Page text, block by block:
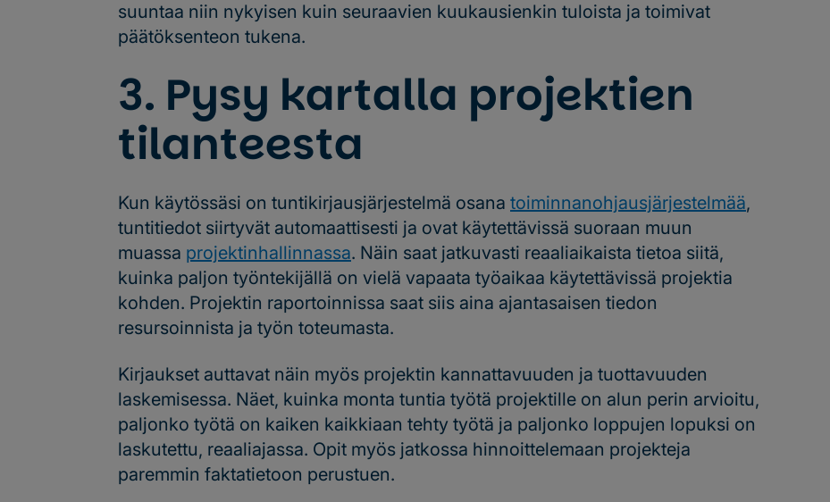
suuntaa niin nykyisen kuin seuraavien kuukausienkin tuloista ja toimivat
päätöksenteon tukena.
3. Pysy kartalla projektien
tilanteesta
Kun käytössäsi on tuntikirjausjärjestelmä osana toiminnanohjausjärjestelmää,
tuntitiedot siirtyvät automaattisesti ja ovat käytettävissä suoraan muun
muassa projektinhallinnassa. Näin saat jatkuvasti reaaliaikaista tietoa siitä,
kuinka paljon työntekijällä on vielä vapaata työaikaa käytettävissä projektia
kohden. Projektin raportoinnissa saat siis aina ajantasaisen tiedon
resursoinnista ja työn toteumasta.
Kirjaukset auttavat näin myös projektin kannattavuuden ja tuottavuuden
laskemisessa. Näet, kuinka monta tuntia työtä projektille on alun perin arvioitu,
paljonko työtä on kaiken kaikkiaan tehty työtä ja paljonko loppujen lopuksi on
laskutettu, reaaliajassa. Opit myös jatkossa hinnoittelemaan projekteja
paremmin faktatietoon perustuen.